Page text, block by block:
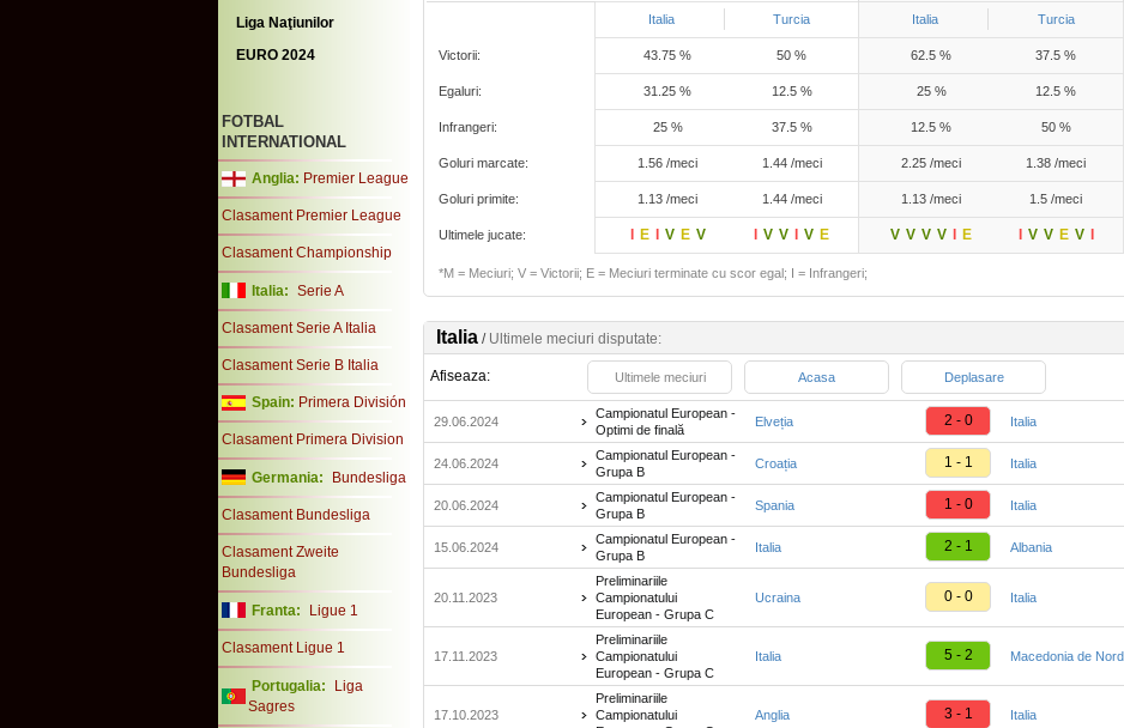
Liga Naţiunilor
EURO 2024
FOTBAL
INTERNATIONAL
Anglia: Premier League
Clasament Premier League
Clasament Championship
Italia: Serie A
Clasament Serie A Italia
Clasament Serie B Italia
Spain: Primera División
Clasament Primera Division
Germania: Bundesliga
Clasament Bundesliga
Clasament Zweite
Bundesliga
Franta: Ligue 1
Clasament Ligue 1
Portugalia:
Liga
Sagres
Italia Turcia Italia Turcia
Victorii: 43.75 % 50 % 62.5 % 37.5 %
Egaluri: 31.25 % 12.5 % 25 % 12.5 %
Infrangeri: 25 % 37.5 % 12.5 % 50 %
Goluri marcate: 1.56 /meci 1.44 /meci 2.25 /meci 1.38 /meci
Goluri primite: 1.13 /meci 1.44 /meci 1.13 /meci 1.5 /meci
Ultimele jucate: E V E V V V V E V V V V E V V E V
*M = Meciuri; V = Victorii; E = Meciuri terminate cu scor egal; I = Infrangeri;
Italia / Ultimele meciuri disputate:
Afiseaza: Ultimele meciuri Acasa Deplasare
29.06.2024
Campionatul European -
Optimi de finală
Elveția 2 - 0 Italia
24.06.2024
Campionatul European -
Grupa B
Croația 1 - 1 Italia
20.06.2024
Campionatul European -
Grupa B
Spania 1 - 0 Italia
15.06.2024
Campionatul European -
Grupa B
Italia 2 - 1 Albania
20.11.2023
Preliminariile
Campionatului
European - Grupa C
Ucraina 0 - 0 Italia
17.11.2023
Preliminariile
Campionatului
European - Grupa C
Italia 5 - 2 Macedonia de Nord
17.10.2023
Preliminariile
Campionatului
Anglia 3 - 1 Italia